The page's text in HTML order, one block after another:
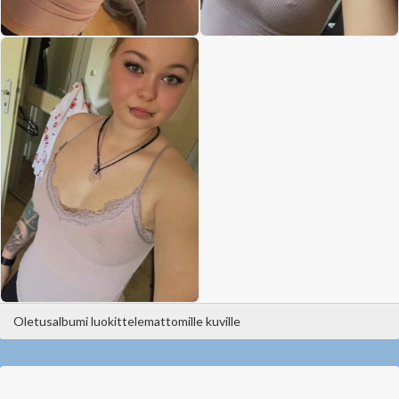
Oletusalbumi luokittelemattomille kuville